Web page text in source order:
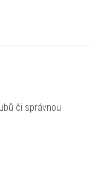
či správnou